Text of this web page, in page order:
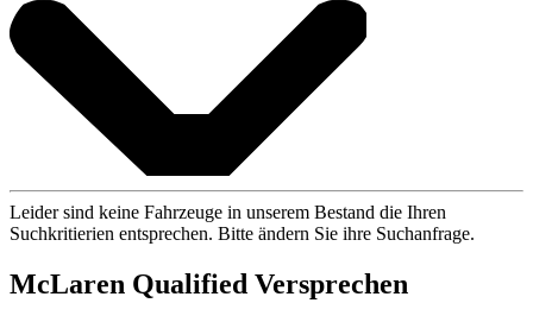
Leider sind keine Fahrzeuge in unserem Bestand die Ihren
Suchkritierien entsprechen. Bitte ändern Sie ihre Suchanfrage.
McLaren Qualified Versprechen